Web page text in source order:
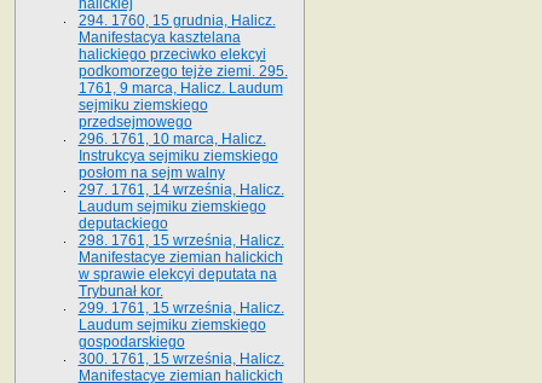
halickiej
294. 1760, 15 grudnia, Halicz.
Manifestacya kasztelana
halickiego przeciwko elekcyi
podkomorzego tejże ziemi. 295.
1761, 9 marca, Halicz. Laudum
sejmiku ziemskiego
przedsejmowego
296. 1761, 10 marca, Halicz.
Instrukcya sejmiku ziemskiego
posłom na sejm walny
297. 1761, 14 września, Halicz.
Laudum sejmiku ziemskiego
deputackiego
298. 1761, 15 września, Halicz.
Manifestacye ziemian halickich
w sprawie elekcyi deputata na
Trybunał kor.
299. 1761, 15 września, Halicz.
Laudum sejmiku ziemskiego
gospodarskiego
300. 1761, 15 września, Halicz.
Manifestacye ziemian halickich